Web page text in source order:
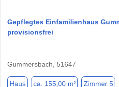
Gepflegtes Einfamilienhaus
provisionsfrei
Gummersbach, 51647
Haus ca. 155,00 m² Zimmer 5